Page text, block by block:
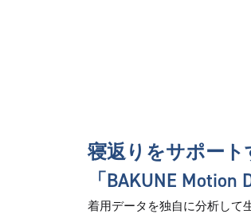
寝返りをサポート
「BAKUNE
着用データを独自に分析して